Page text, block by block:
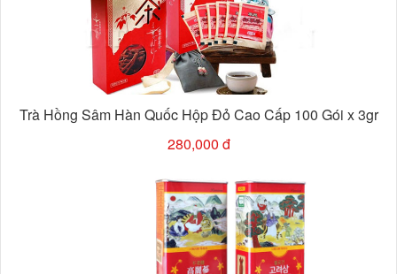
Trà Hồng Sâm Hàn Quốc Hộp Đỏ Cao Cấp 100 Gói x 3gr
280,000 đ